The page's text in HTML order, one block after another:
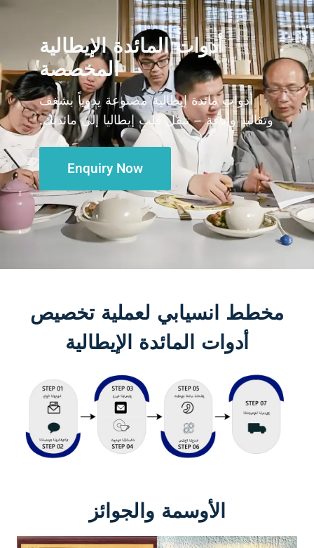
أدوات المائدة الإيطالية
المخصصة
أدوات مائدة إيطالية مصنوعة يدوياً بشغف
وتقاليد وأناقة – تنقل قلب إيطاليا إلى مائدتك.
Enquiry Now
مخطط انسيابي لعملية تخصيص
أدوات المائدة الإيطالية
الأوسمة والجوائز